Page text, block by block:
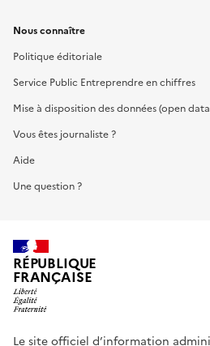
Nous connaître
Politique éditoriale
Service Public Entreprendre en chiffres
Mise à disposition des données (open
Vous êtes journaliste ?
Aide
Une question ?
RÉPUBLIQUE
FRANÇAISE
Le site officiel d’information